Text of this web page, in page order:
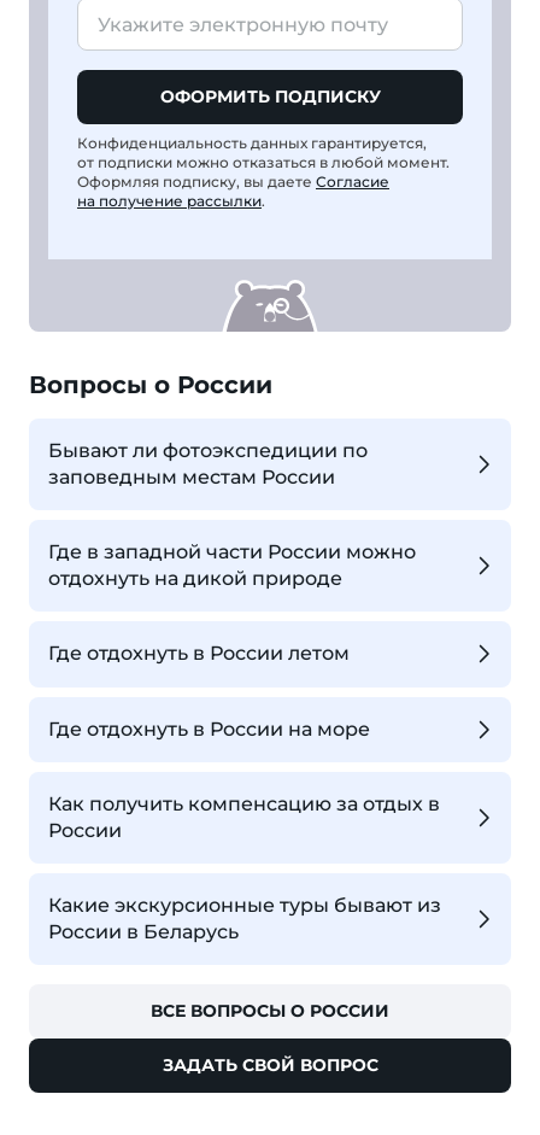
ОФОРМИТЬ ПОДПИСКУ
Конфиденциальность данных гарантируется,
от подписки можно отказаться в любой момент.
Оформляя подписку, вы даете Согласие
на получение рассылки.
Вопросы о России
Бывают ли фотоэкспедиции по
заповедным местам России
Где в западной части России можно
отдохнуть на дикой природе
Где отдохнуть в России летом
Где отдохнуть в России на море
Как получить компенсацию за отдых в
России
Какие экскурсионные туры бывают из
России в Беларусь
ВСЕ ВОПРОСЫ О РОССИИ
ЗАДАТЬ СВОЙ ВОПРОС